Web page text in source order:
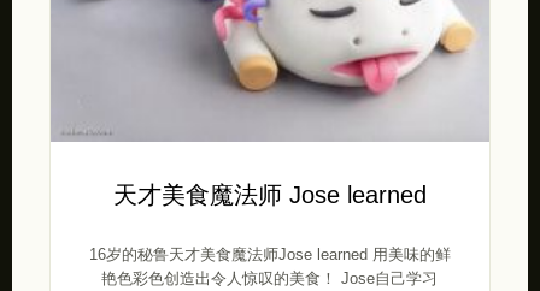
天才美食魔法师 Jose learned
16岁的秘鲁天才美食魔法师Jose learned 用美味的鲜
艳色彩色创造出令人惊叹的美食！ Jose自己学习